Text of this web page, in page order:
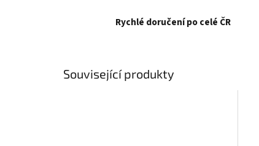
Rychlé doručení po celé ČR
Související produkty